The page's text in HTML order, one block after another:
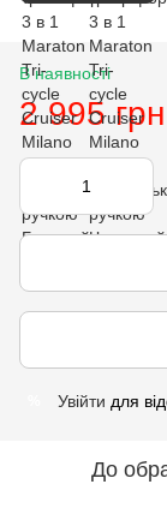
В наявності
2 995 грн
Увійти для
До